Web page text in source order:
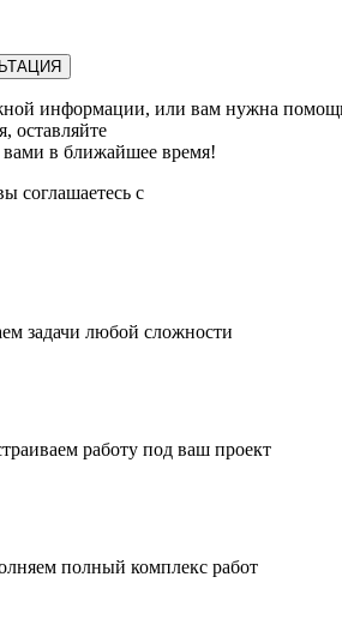
информации, или вам нужна
оставляйте
в ближайшее время!
соглашаетесь с
задачи любой сложности
работу под ваш проект
полный комплекс работ